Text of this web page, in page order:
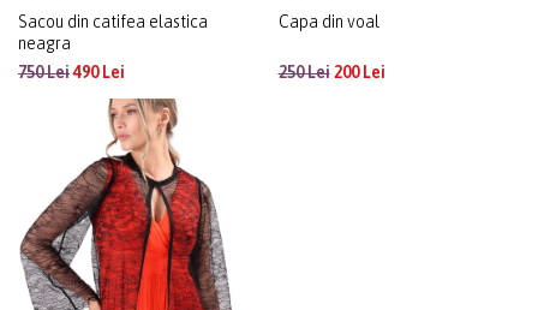
Sacou din catifea elastica
neagra
750 Lei490 Lei
Capa din voal
250 Lei200 Lei